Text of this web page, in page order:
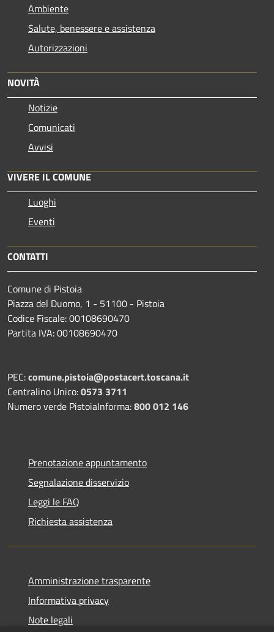
Ambiente
Salute, benessere e assistenza
Autorizzazioni
NOVITÀ
Notizie
Comunicati
Avvisi
VIVERE IL COMUNE
Luoghi
Eventi
CONTATTI
Comune di Pistoia
Piazza del Duomo, 1 - 51100 - Pistoia
Codice Fiscale: 00108690470
Partita IVA: 00108690470
PEC:comune.pistoia@postacert.toscana.it
Centralino Unico:0573 3711
Numero verde PistoiaInforma:800 012 146
Prenotazione appuntamento
Segnalazione disservizio
Leggi le FAQ
Richiesta assistenza
Amministrazione trasparente
Informativa privacy
Note legali